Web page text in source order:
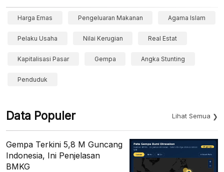
Harga Emas Pengeluaran Makanan Agama Islam
Pelaku Usaha Nilai Kerugian Real Estat
Kapitalisasi Pasar Gempa Angka Stunting
Penduduk
Data Populer Lihat Semua
Gempa Terkini 5,8 M Guncang
Indonesia, Ini Penjelasan
BMKG